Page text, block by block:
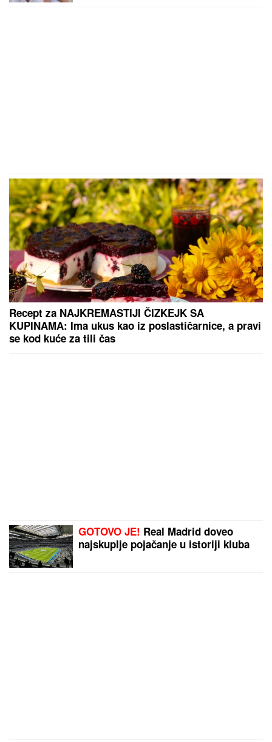
Recept za NAJKREMASTIJI ČIZKEJK SA
KUPINAMA: Ima ukus kao iz poslastičarnice, a pravi
se kod kuće za tili čas
GOTOVO JE! Real Madrid doveo
najskuplje pojačanje u istoriji kluba